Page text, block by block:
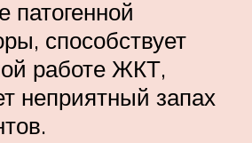
патогенной
способствует
работе ЖКТ,
неприятный запах